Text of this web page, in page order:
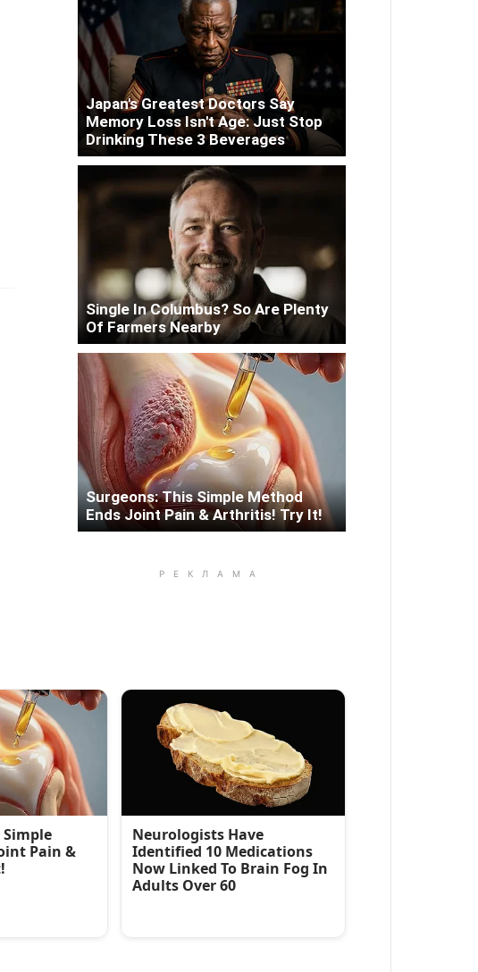
Japan's Greatest Doctors Say
Memory Loss Isn't Age: Just Stop
Drinking These 3 Beverages
Single In Columbus? So Are Plenty
Of Farmers Nearby
Surgeons: This Simple Method
Ends Joint Pain & Arthritis! Try It!